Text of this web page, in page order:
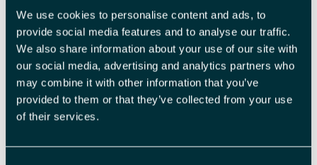
We use cookies to personalise content and ads, to
provide social media features and to analyse our traffic.
We also share information about your use of our site with
our social media, advertising and analytics partners who
may combine it with other information that you’ve
provided to them or that they’ve collected from your use
of their services.
Veiledende priser
Billettype Billettavgift